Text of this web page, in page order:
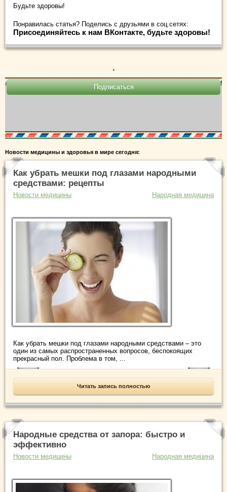
Будьте здоровы!
Понравилась статья? Поделись с друзьями в соц.сетях:
Присоединяйтесь к нам ВКонтакте, будьте здоровы!
.
Новости медицины и здоровья в мире сегодня:
Как убрать мешки под глазами народными
средствами: рецепты
Новости медицины Народная медицина
Как убрать мешки под глазами народными средствами – это
один из самых распространенных вопросов, беспокоящих
прекрасный пол. Проблема в том, ...
Читать запись полностью
Народные средства от запора: быстро и
эффективно
Новости медицины Народная медицина